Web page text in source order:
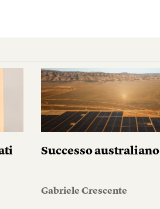
Successo australiano
Gabriele Crescente